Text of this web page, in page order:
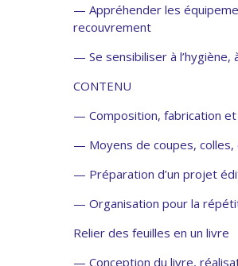
— Appréhender les
recouvrement
— Se sensibiliser à l’hygiène,
CONTENU
— Composition, fabrication
— Moyens de coupes, colles,
— Préparation d’un projet
— Organisation pour la
Relier des feuilles en un livre
— Conception du livre,